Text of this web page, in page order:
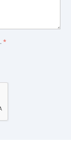
.*